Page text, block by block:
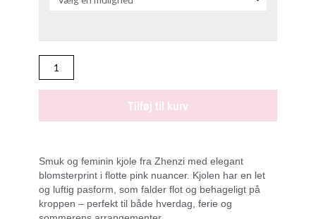
var:
KJOLE
antal
Tilføj til kurv
Smuk og feminin kjole fra Zhenzi med elegant
blomsterprint i flotte pink nuancer. Kjolen har en let
og luftig pasform, som falder flot og behageligt på
kroppen – perfekt til både hverdag, ferie og